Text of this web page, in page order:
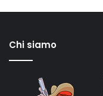
Chi siamo